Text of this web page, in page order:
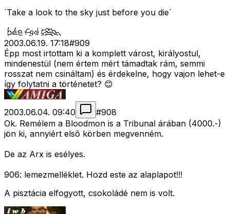
`Take a look to the sky just before you die`
2003.06.19. 17:18#909
Épp most irtottam ki a komplett várost, királyostul,
mindenestül (nem értem mért támadtak rám, semmi
rosszat nem csináltam) és érdekelne, hogy vajon lehet-e
így folytatni a történetet? 😊
2003.06.04. 09:40 #908
Ok. Remélem a Bloodmon is a Tribunal árában (4000.-)
jön ki, annyiért elsõ körben megvenném.
De az Arx is esélyes.
906: lemezmelléklet. Hozd este az alaplapot!!!
A pisztácia elfogyott, csokoládé nem is volt.